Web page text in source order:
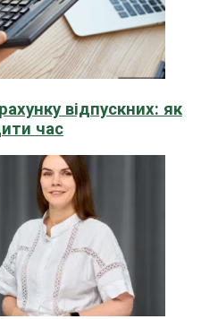
відпускних: як
час